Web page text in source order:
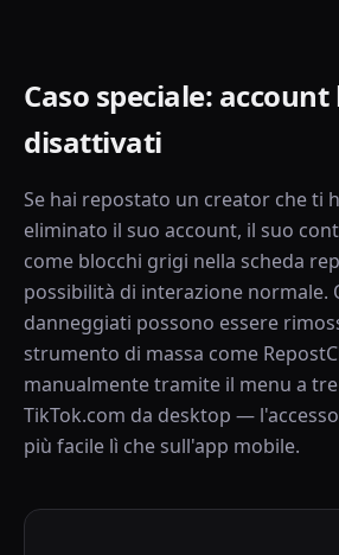
Caso speciale:
disattivati
Se hai repostato un creator che ti
eliminato il suo account, il suo
come blocchi grigi nella scheda
possibilità di interazione normale.
danneggiati possono essere
strumento di massa come
manualmente tramite il menu a
TikTok.com da desktop —
più facile lì che sull'app mobile.